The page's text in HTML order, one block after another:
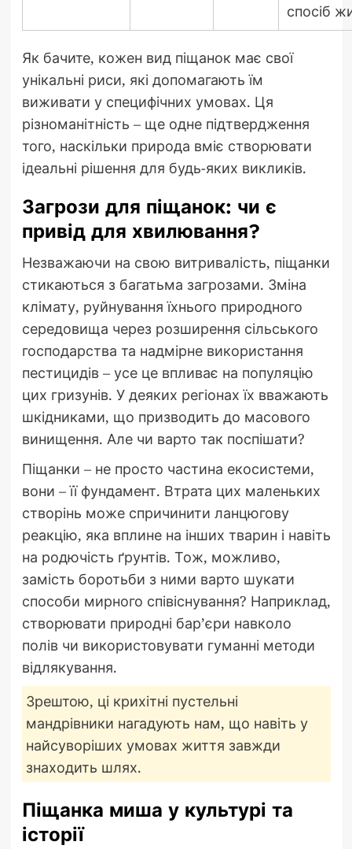
спосіб
Як бачите, кожен вид піщанок має свої
унікальні риси, які допомагають їм
виживати у специфічних умовах. Ця
різноманітність – ще одне підтвердження
того, наскільки природа вміє створювати
ідеальні рішення для будь-яких викликів.
Загрози для піщанок: чи є
привід для хвилювання?
Незважаючи на свою витривалість, піщанки
стикаються з багатьма загрозами. Зміна
клімату, руйнування їхнього природного
середовища через розширення сільського
господарства та надмірне використання
пестицидів – усе це впливає на популяцію
цих гризунів. У деяких регіонах їх вважають
шкідниками, що призводить до масового
винищення. Але чи варто так поспішати?
Піщанки – не просто частина екосистеми,
вони – її фундамент. Втрата цих маленьких
створінь може спричинити ланцюгову
реакцію, яка вплине на інших тварин і навіть
на родючість ґрунтів. Тож, можливо,
замість боротьби з ними варто шукати
способи мирного співіснування? Наприклад,
створювати природні бар’єри навколо
полів чи використовувати гуманні методи
відлякування.
Зрештою, ці крихітні пустельні
мандрівники нагадують нам, що навіть у
найсуворіших умовах життя завжди
знаходить шлях.
Піщанка миша у культурі та
історії